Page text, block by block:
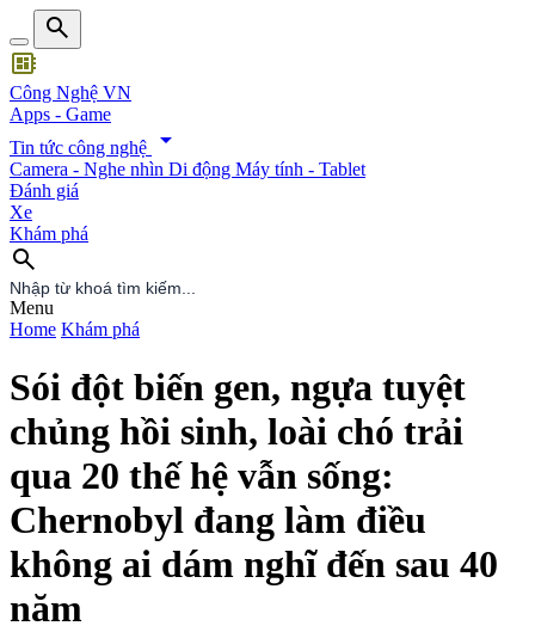
search
developer_board
Công Nghệ VN
Apps - Game
Tin tức công nghệ
arrow_drop_down
Camera - Nghe nhìn Di động Máy tính - Tablet
Đánh giá
Xe
Khám phá
search
search
Menu
Home Khám phá
Sói đột biến gen, ngựa tuyệt
chủng hồi sinh, loài chó trải
qua 20 thế hệ vẫn sống:
Chernobyl đang làm điều
không ai dám nghĩ đến sau 40
năm